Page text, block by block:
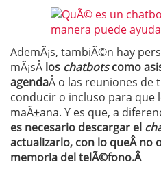
AdemÃ¡s, tambiÃ©n hay
mÃ¡sÂ los chatbotscomo
agendaÂ o las reuniones de
conducir o incluso para que
maÃ±ana. Y es que, a
es necesario descargar el
actualizarlo, con lo queÂ no
memoria del telÃ©fono.Â